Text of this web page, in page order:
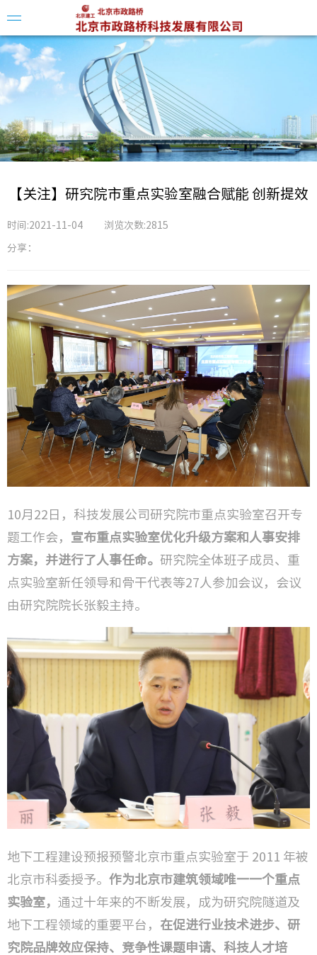
企业简
领导介
科技动
技术成
研发方
检验检
工程监
城市更
【关注】研究院市重点实验室融合赋能 创新提效
时间:2021-11-04 浏览次数:2815
分享：
10月22日，科技发展公司研究院市重点实验室召开专
题工作会， 宣布重点实验室优化升级方案和人事安排
方案，并进行了人事任命。 研究院全体班子成员、重
点实验室新任领导和骨干代表等27人参加会议，会议
由研究院院长张毅主持。
地下工程建设预报预警北京市重点实验室于 2011 年被
北京市科委授予。 作为北京市建筑领域唯一一个重点
实验室， 通过十年来的不断发展，成为研究院隧道及
地下工程领域的重要平台， 在促进行业技术进步、研
究院品牌效应保持、竞争性课题申请、科技人才培